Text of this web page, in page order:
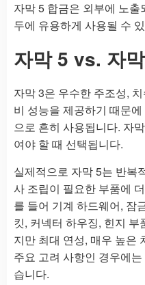
자막 5 합금은 외부에 노
두에 유용하게 사용될 수
자막 5 vs. 자
자막 3은 우수한 주조성,
비 성능을 제공하기 때문
으로 흔히 사용됩니다. 자
여야 할 때 선택됩니다.
실제적으로 자막 5는 반복
사 조립이 필요한 부품에
를 들어 기계 하드웨어, 잠
킷, 커넥터 하우징, 힌지
지만 최대 연성, 매우 높은
주요 고려 사항인 경우에
습니다.